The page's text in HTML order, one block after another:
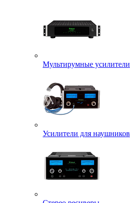
Мультирумные усилители
Усилители для наушников